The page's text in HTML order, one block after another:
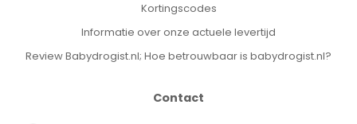
Kortingscodes
Informatie over onze actuele levertijd
Review Babydrogist.nl; Hoe betrouwbaar is babydrogist.nl?
Contact